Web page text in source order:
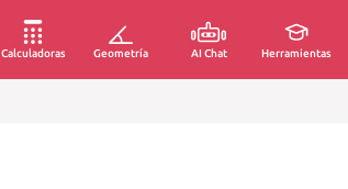
Calculadoras Geometría AI Chat Herramientas